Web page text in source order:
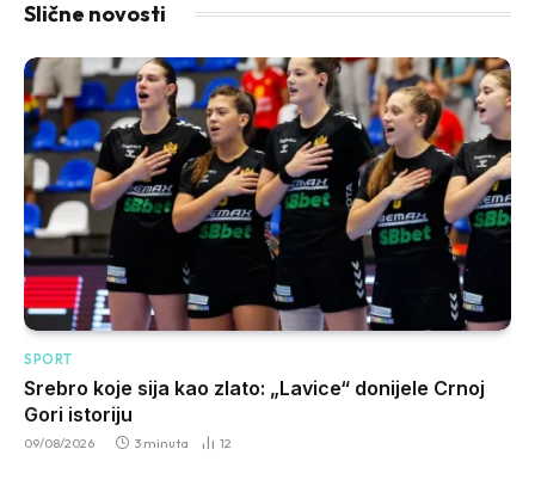
Slične novosti
SPORT
Srebro koje sija kao zlato: „Lavice“ donijele Crnoj
Gori istoriju
09/08/2026 3 minuta 12